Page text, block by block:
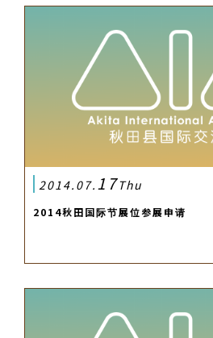
2014.07. 17Thu
2014秋田国际节展位参展申请